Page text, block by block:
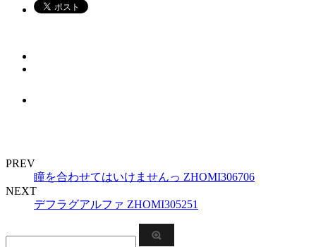
PREV
瞳を合わせてはいけませんっ ZHOMI306706
NEXT
デフラグアルファ ZHOMI305251